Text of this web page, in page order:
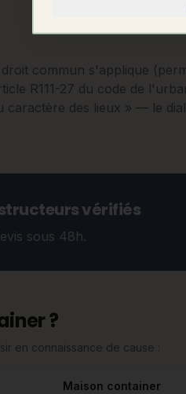
commun s'applique
R111-27 du code de
des lieux » — le
vérifiés
sous 48h.
?
en connaissance de cause :
Maison container